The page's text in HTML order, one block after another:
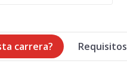
carrera?